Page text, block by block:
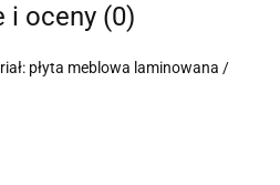
i oceny (0)
płyta meblowa laminowana /